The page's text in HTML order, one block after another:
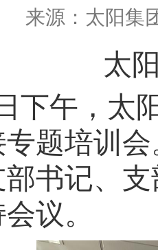
来源：太阳集
太
下午，太
专题培训
部书记、
议。